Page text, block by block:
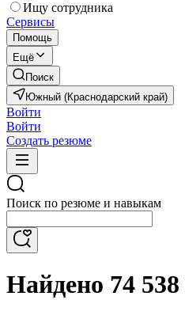
Ищу сотрудника
Сервисы
Помощь
Ещё
Поиск
Южный (Краснодарский край)
Войти
Войти
Создать резюме
Поиск по резюме и навыкам
Найдено 74